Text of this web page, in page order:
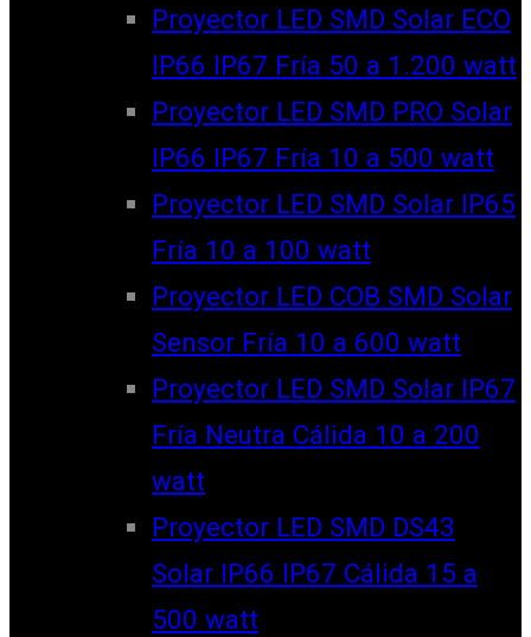
Proyector LED SMD Solar ECO
IP66 IP67 Fría 50 a 1.200 watt
Proyector LED SMD PRO Solar
IP66 IP67 Fría 10 a 500 watt
Proyector LED SMD Solar IP65
Fría 10 a 100 watt
Proyector LED COB SMD Solar
Sensor Fría 10 a 600 watt
Proyector LED SMD Solar IP67
Fría Neutra Cálida 10 a 200
watt
Proyector LED SMD DS43
Solar IP66 IP67 Cálida 15 a
500 watt